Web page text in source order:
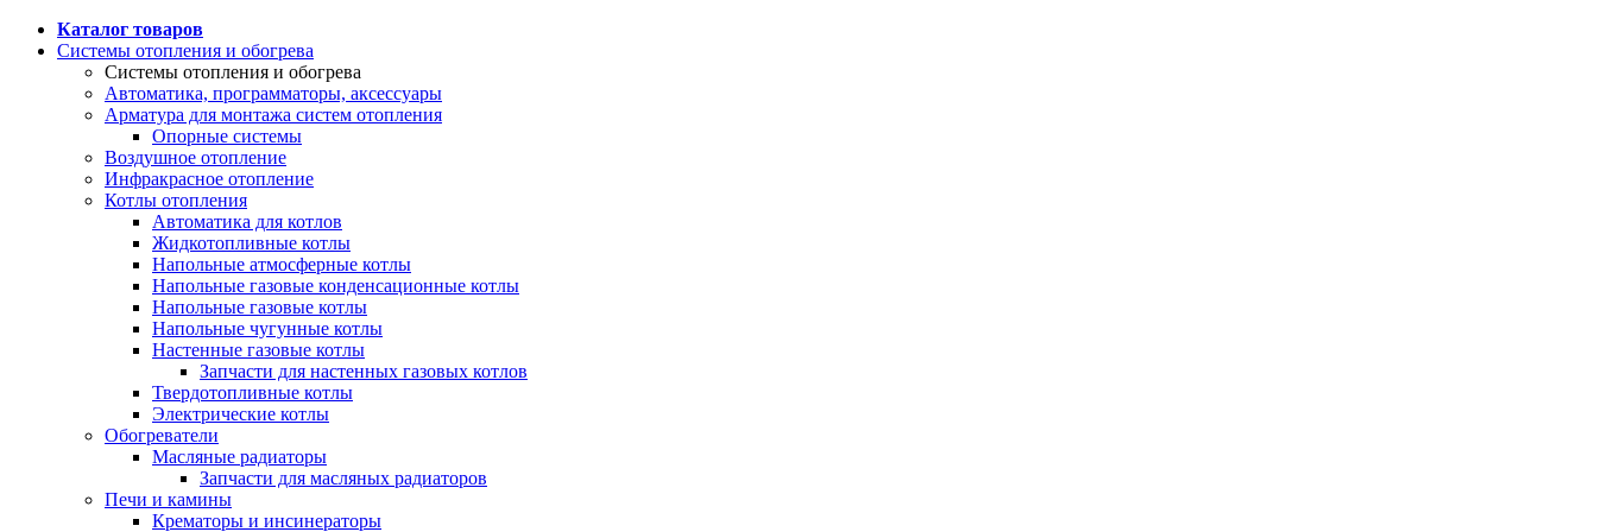
Каталог товаров
Системы отопления и обогрева
Системы отопления и обогрева
Автоматика, программаторы, аксессуары
Арматура для монтажа систем отопления
Опорные системы
Воздушное отопление
Инфракрасное отопление
Котлы отопления
Автоматика для котлов
Жидкотопливные котлы
Напольные атмосферные котлы
Напольные газовые конденсационные котлы
Напольные газовые котлы
Напольные чугунные котлы
Настенные газовые котлы
Запчасти для настенных газовых котлов
Твердотопливные котлы
Электрические котлы
Обогреватели
Масляные радиаторы
Запчасти для масляных радиаторов
Печи и камины
Крематоры и инсинераторы